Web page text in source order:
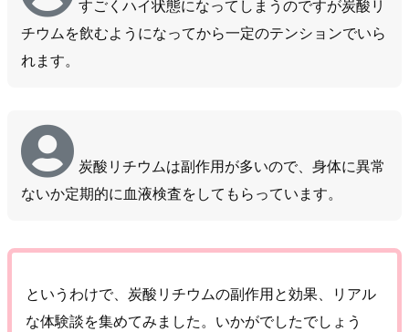
すごくハイ状態になってしまうのですが炭酸リ
チウムを飲むようになってから一定のテンションでいら
れます。
炭酸リチウムは副作用が多いので、身体に異常
ないか定期的に血液検査をしてもらっています。
というわけで、炭酸リチウムの副作用と効果、リアル
な体験談を集めてみました。いかがでしたでしょう